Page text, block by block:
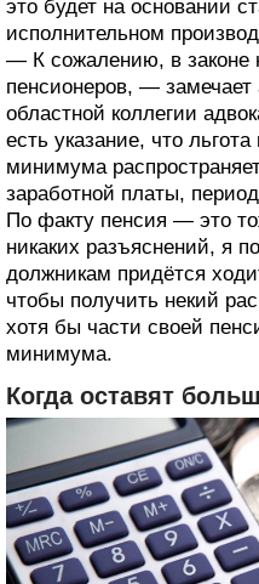
это будет на основании
исполнительном
— К сожалению, в законе
пенсионеров, — замечает
областной коллегии
есть указание, что
минимума
заработной платы,
По факту пенсия — это
никаких разъяснений, я
должникам придётся
чтобы получить некий
хотя бы части своей
минимума.
Когда оставят